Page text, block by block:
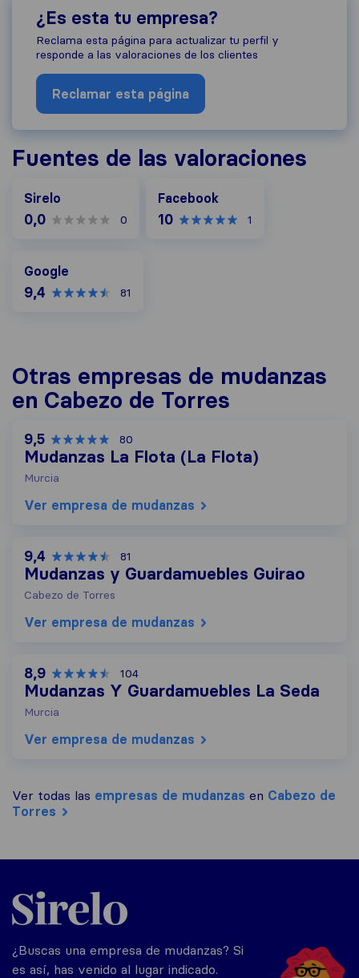
¿Es esta tu empresa?
Reclama esta página para actualizar tu perfil y
responde a las valoraciones de los clientes
Reclamar esta página
Fuentes de las valoraciones
Sirelo
0,0 0
Facebook
10 1
Google
9,4 81
Otras empresas de mudanzas
en Cabezo de Torres
9,5 80
Mudanzas La Flota (La Flota)
Murcia
Ver empresa de mudanzas
9,4 81
Mudanzas y Guardamuebles Guirao
Cabezo de Torres
Ver empresa de mudanzas
8,9 104
Mudanzas Y Guardamuebles La Seda
Murcia
Ver empresa de mudanzas
Ver todas las empresas de mudanzas en Cabezo de
Torres
Sirelo.es
¿Buscas una empresa de mudanzas? Si
es así, has venido al lugar indicado.